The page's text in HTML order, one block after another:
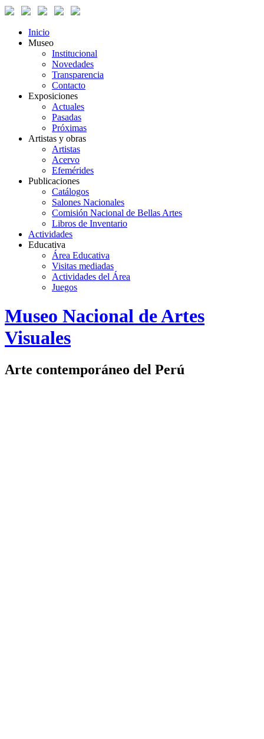
Inicio
Museo
Institucional
Novedades
Transparencia
Contacto
Exposiciones
Actuales
Pasadas
Próximas
Artistas y obras
Artistas
Acervo
Efemérides
Publicaciones
Catálogos
Salones Nacionales
Comisión Nacional de Bellas Artes
Libros de Inventario
Actividades
Educativa
Área Educativa
Visitas mediadas
Actividades del Área
Juegos
Logo
MNAV
Museo Nacional de Artes
Visuales
Arte contemporáneo del Perú